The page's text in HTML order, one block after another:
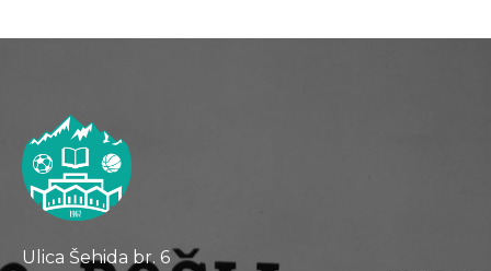
Ulica Šehida br. 6